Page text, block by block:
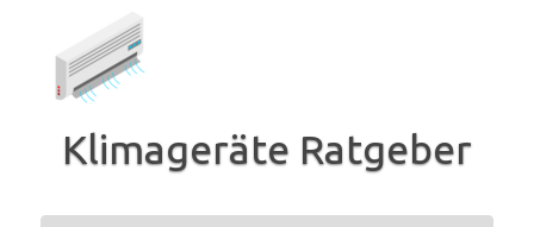
Klimageräte Ratgeber